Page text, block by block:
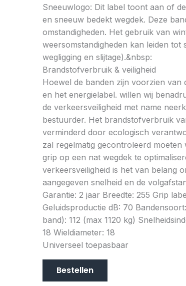
Sneeuwlogo: Dit label toont aan of
en sneeuw bedekt wegdek. Deze
omstandigheden. Het gebruik van
weersomstandigheden kan leiden tot
wegligging en slijtage).&nbsp:
Brandstofverbruik & veiligheid
Hoewel de banden zijn voorzien van
en het energielabel. willen wij
de verkeersveiligheid met name
bestuurder. Het brandstofverbruik
verminderd door ecologisch
zal regelmatig gecontroleerd
grip op een nat wegdek te
verkeersveiligheid is het van belang
aangegeven snelheid en de
Garantie: 2 jaar Breedte: 255 Grip
Geluidsproductie dB: 70
band): 112 (max 1120 kg)
18 Wieldiameter: 18
Universeel toepasbaar
Bestellen